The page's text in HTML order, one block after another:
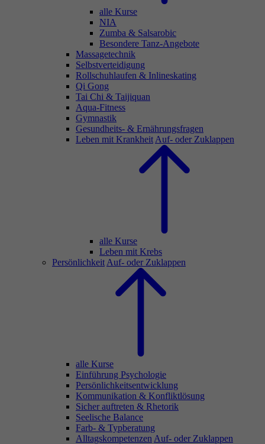
alle Kurse
NIA
Zumba & Salsarobic
Besondere Tanz-Angebote
Massagetechnik
Selbstverteidigung
Rollschuhlaufen & Inlineskating
Qi Gong
Tai Chi & Taijiquan
Aqua-Fitness
Gymnastik
Gesundheits- & Ernährungsfragen
Leben mit Krankheit Auf- oder Zuklappen
alle Kurse
Leben mit Krebs
Persönlichkeit Auf- oder Zuklappen
alle Kurse
Einführung Psychologie
Persönlichkeitsentwicklung
Kommunikation & Konfliktlösung
Sicher auftreten & Rhetorik
Seelische Balance
Farb- & Typberatung
Alltagskompetenzen Auf- oder Zuklappen